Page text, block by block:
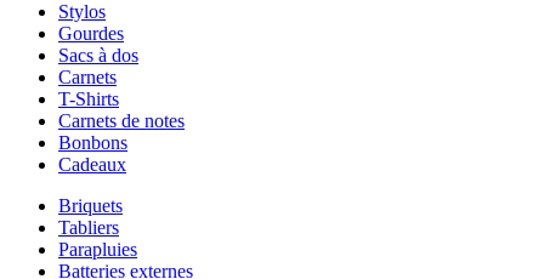
Stylos
Gourdes
Sacs à dos
Carnets
T-Shirts
Carnets de notes
Bonbons
Cadeaux
Briquets
Tabliers
Parapluies
Batteries externes